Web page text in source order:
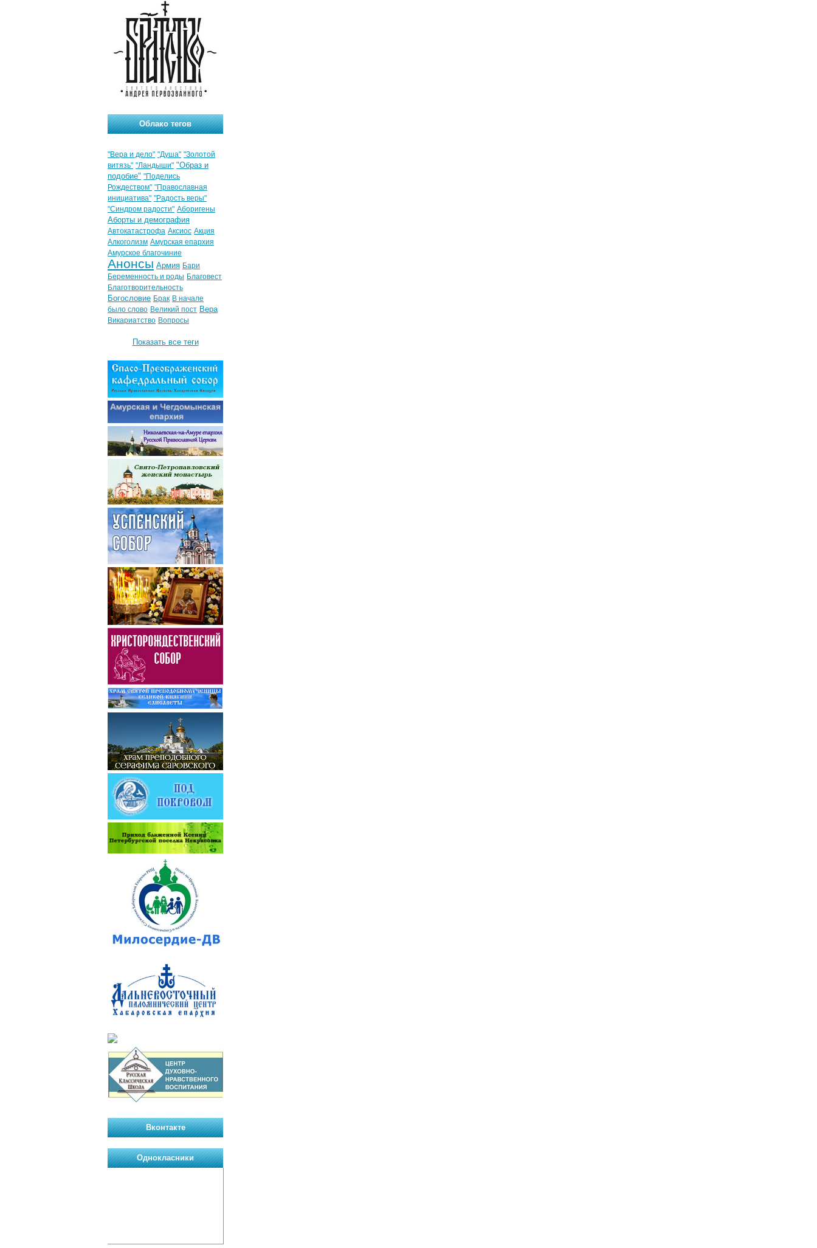
Облако тегов
"Вера и дело" "Душа" "Золотой
витязь" "Ландыши" "Образ и
подобие" "Поделись
Рождеством" "Православная
инициатива" "Радость веры"
"Синдром радости" Аборигены
Аборты и демография
Автокатастрофа Аксиос Акция
Алкоголизм Амурская епархия
Амурское благочиние
Анонсы Армия Бари
Беременность и роды Благовест
Благотворительность
Богословие Брак В начале
было слово Великий пост Вера
Викариатство Вопросы
Показать все теги
Вконтакте
Однокласники